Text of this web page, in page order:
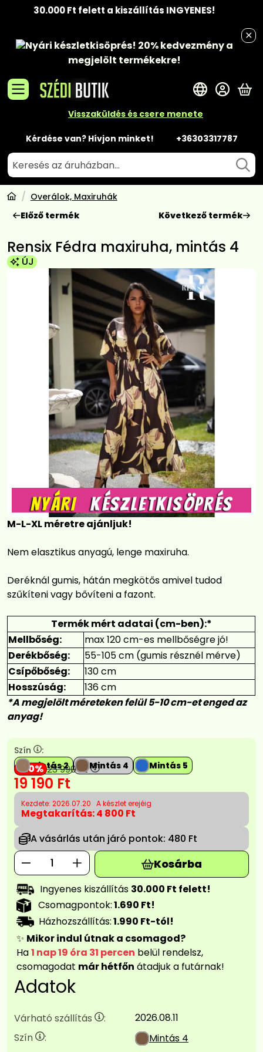
30.000 Ft felett a kiszállítás INGYENES!
Nyári készletkisöprés! 20% kedvezménya
megjelölt termékekre!
Visszaküldés és csere menete
Kérdése van? Hívjon minket! +36303317787
A
Overálok, Maxiruhák
Előző termék
Következő termék
Rensix Fédra maxiruha, mintás 4
ÚJ
M-L-XL méretre ajánljuk!
Nem elasztikus anyagú, lenge maxiruha.
Deréknál gumis, hátán megkötős amivel tudod
szűkíteni vagy bővíteni a fazont.
Termék mért adatai (cm-ben):*
Mellbőség:
max 120 cm-es mellbőségre jó!
Derékbőség:
55-105 cm (gumis résznél mérve)
Csípőbőség:
130 cm
Hosszúság:
136 cm
*A megjelölt méreteken felül 5-10 cm-et enged az
anyag!
Szín
:
Mintás 2
Mintás 4 Mintás 5
20 23 990Ft
19 190 Ft
Kezdete: 2026.07.20 A készlet erejéig
Megtakarítás:4 800 Ft
A vásárlás után járó pontok: 480 Ft
Kosárba
Ingyenes kiszállítás 30.000 Ft felett!
Csomagpontok:1.690 Ft!
Házhozszállítás:1.990 Ft-tól!
✨ Mikor indul útnak a csomagod?
Ha1 nap 19 óra 31 percen belül rendelsz,
csomagodat már hétfőn átadjuk a futárnak!
Adatok
Várható szállítás :
2026.08.11
Szín
:
Mintás 4